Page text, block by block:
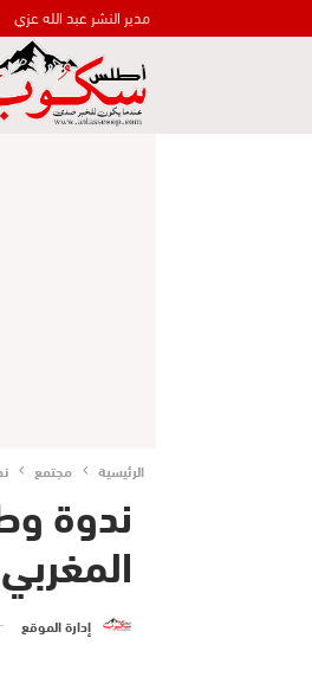
مدير النشر عبد الله عزي
الرئيسية مجتمع
ندوة
إدارة الموقع